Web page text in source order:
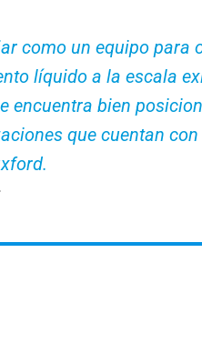
como un equipo para
líquido a la escala
encuentra bien
que cuentan